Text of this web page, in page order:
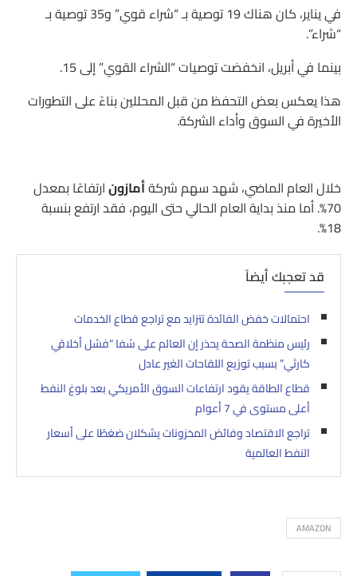
في يناير، كان هناك 19 توصية بـ “شراء قوي” و35 توصية بـ
“شراء”.
بينما في أبريل، انخفضت توصيات “الشراء القوي” إلى 15.
هذا يعكس بعض التحفظ من قبل المحللين بناءً على التطورات
الأخيرة في السوق وأداء الشركة.
خلال العام الماضي، شهد سهم شركةأمازونارتفاعًا بمعدل
70%. أما منذ بداية العام الحالي حتى اليوم، فقد ارتفع بنسبة
18%.
قد تعجبك أيضاً
احتمالات خفض الفائدة تتزايد مع تراجع قطاع الخدمات
رئيس منظمة الصحة يحذر إن العالم على شفا “فشل أخلاقي
كارثي” بسبب توزيع اللقاحات الغير عادل
قطاع الطاقة يقود ارتفاعات السوق الأمريكي بعد بلوغ النفط
أعلى مستوى في 7 أعوام
تراجع الاقتصاد وفائض المخزونات يشكلان ضغطًا على أسعار
النفط العالمية
AMAZON